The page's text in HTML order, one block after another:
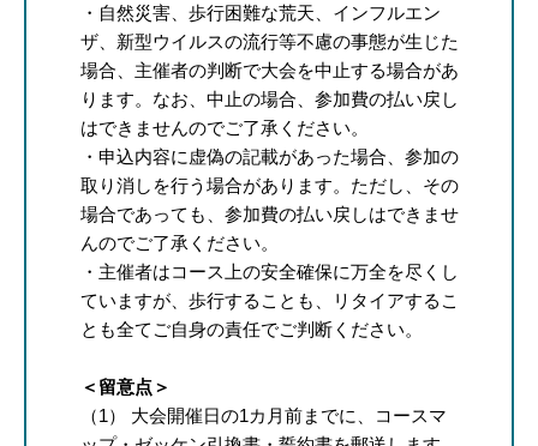
・自然災害、歩行困難な荒天、インフルエン
ザ、新型ウイルスの流行等不慮の事態が生じた
場合、主催者の判断で大会を中止する場合があ
ります。なお、中止の場合、参加費の払い戻し
はできませんのでご了承ください。
・申込内容に虚偽の記載があった場合、参加の
取り消しを行う場合があります。ただし、その
場合であっても、参加費の払い戻しはできませ
んのでご了承ください。
・主催者はコース上の安全確保に万全を尽くし
ていますが、歩行することも、リタイアするこ
とも全てご自身の責任でご判断ください。
＜留意点＞
（1） 大会開催日の1カ月前までに、コースマ